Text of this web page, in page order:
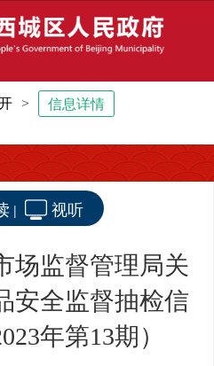
> 信息详情
| 视听
场监督管理局关
安全监督抽检信
年第13期）